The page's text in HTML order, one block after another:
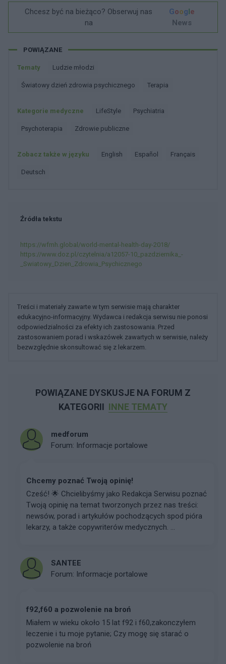
Chcesz być na bieżąco? Obserwuj nas
na
Google
News
POWIĄZANE
Tematy Ludzie młodzi
światowy dzień zdrowia psychicznego Terapia
Kategorie medyczne LifeStyle Psychiatria
Psychoterapia Zdrowie publiczne
Zobacz także w języku english español français
deutsch
Źródła tekstu
https://wfmh.global/world-mental-health-day-2018/
https://www.doz.pl/czytelnia/a12057-10_pazdziernika_-
_Swiatowy_Dzien_Zdrowia_Psychicznego
Treści i materiały zawarte w tym serwisie mają charakter
edukacyjno-informacyjny. Wydawca i redakcja serwisu nie ponosi
odpowiedzialności za efekty ich zastosowania. Przed
zastosowaniem porad i wskazówek zawartych w serwisie, należy
bezwzględnie skonsultować się z lekarzem.
POWIĄZANE DYSKUSJE NA FORUM Z
KATEGORII INNE TEMATY
medforum
Forum: Informacje portalowe
Chcemy poznać Twoją opinię!
Cześć! 🌟 Chcielibyśmy jako Redakcja Serwisu poznać
Twoją opinię na temat tworzonych przez nas treści:
newsów, porad i artykułów pochodzących spod pióra
lekarzy, a także copywriterów medycznych. ...
SANTEE
Forum: Informacje portalowe
f92,f60 a pozwolenie na broń
Miałem w wieku około 15 lat f92 i f60,zakonczyłem
leczenie i tu moje pytanie; Czy mogę się starać o
pozwolenie na broń